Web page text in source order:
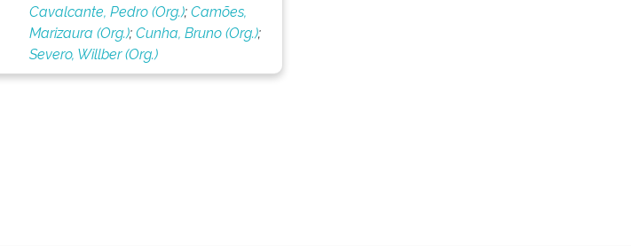
Cavalcante, Pedro (Org.);Camões,
Marizaura (Org.);Cunha, Bruno (Org.);
Severo, Willber (Org.)